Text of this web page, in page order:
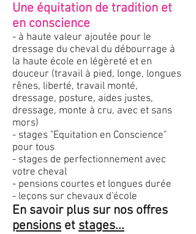
Une équitation de tradition et
en conscience
- à haute valeur ajoutée pour le
dressage du cheval du débourrage à
la haute école en légèreté et en
douceur (travail à pied, longe, longues
rênes, liberté, travail monté,
dressage, posture, aides justes,
dressage, monte à cru, avec et sans
mors)
- stages "Equitation en Conscience"
pour tous
- stages de perfectionnement avec
votre cheval
- pensions courtes et longues durée
- leçons sur chevaux d'école
En savoir plus sur nos offres
pensions et stages...